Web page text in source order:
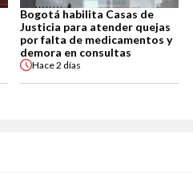
Bogotá habilita Casas de
Justicia para atender quejas
por falta de medicamentos y
demora en consultas
Hace2 días